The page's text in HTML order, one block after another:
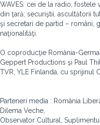
WAVES: cei de la radio,
din ţară; securiştii, ascultătorii
şi secretari de partid – români,
naţionalităţi.
O coproducţie România-
Geppert Productions şi Paul
TVR, YLE Finlanda, cu sprijinul
Parteneri media : România
Dilema Veche,
Observator Cultural,